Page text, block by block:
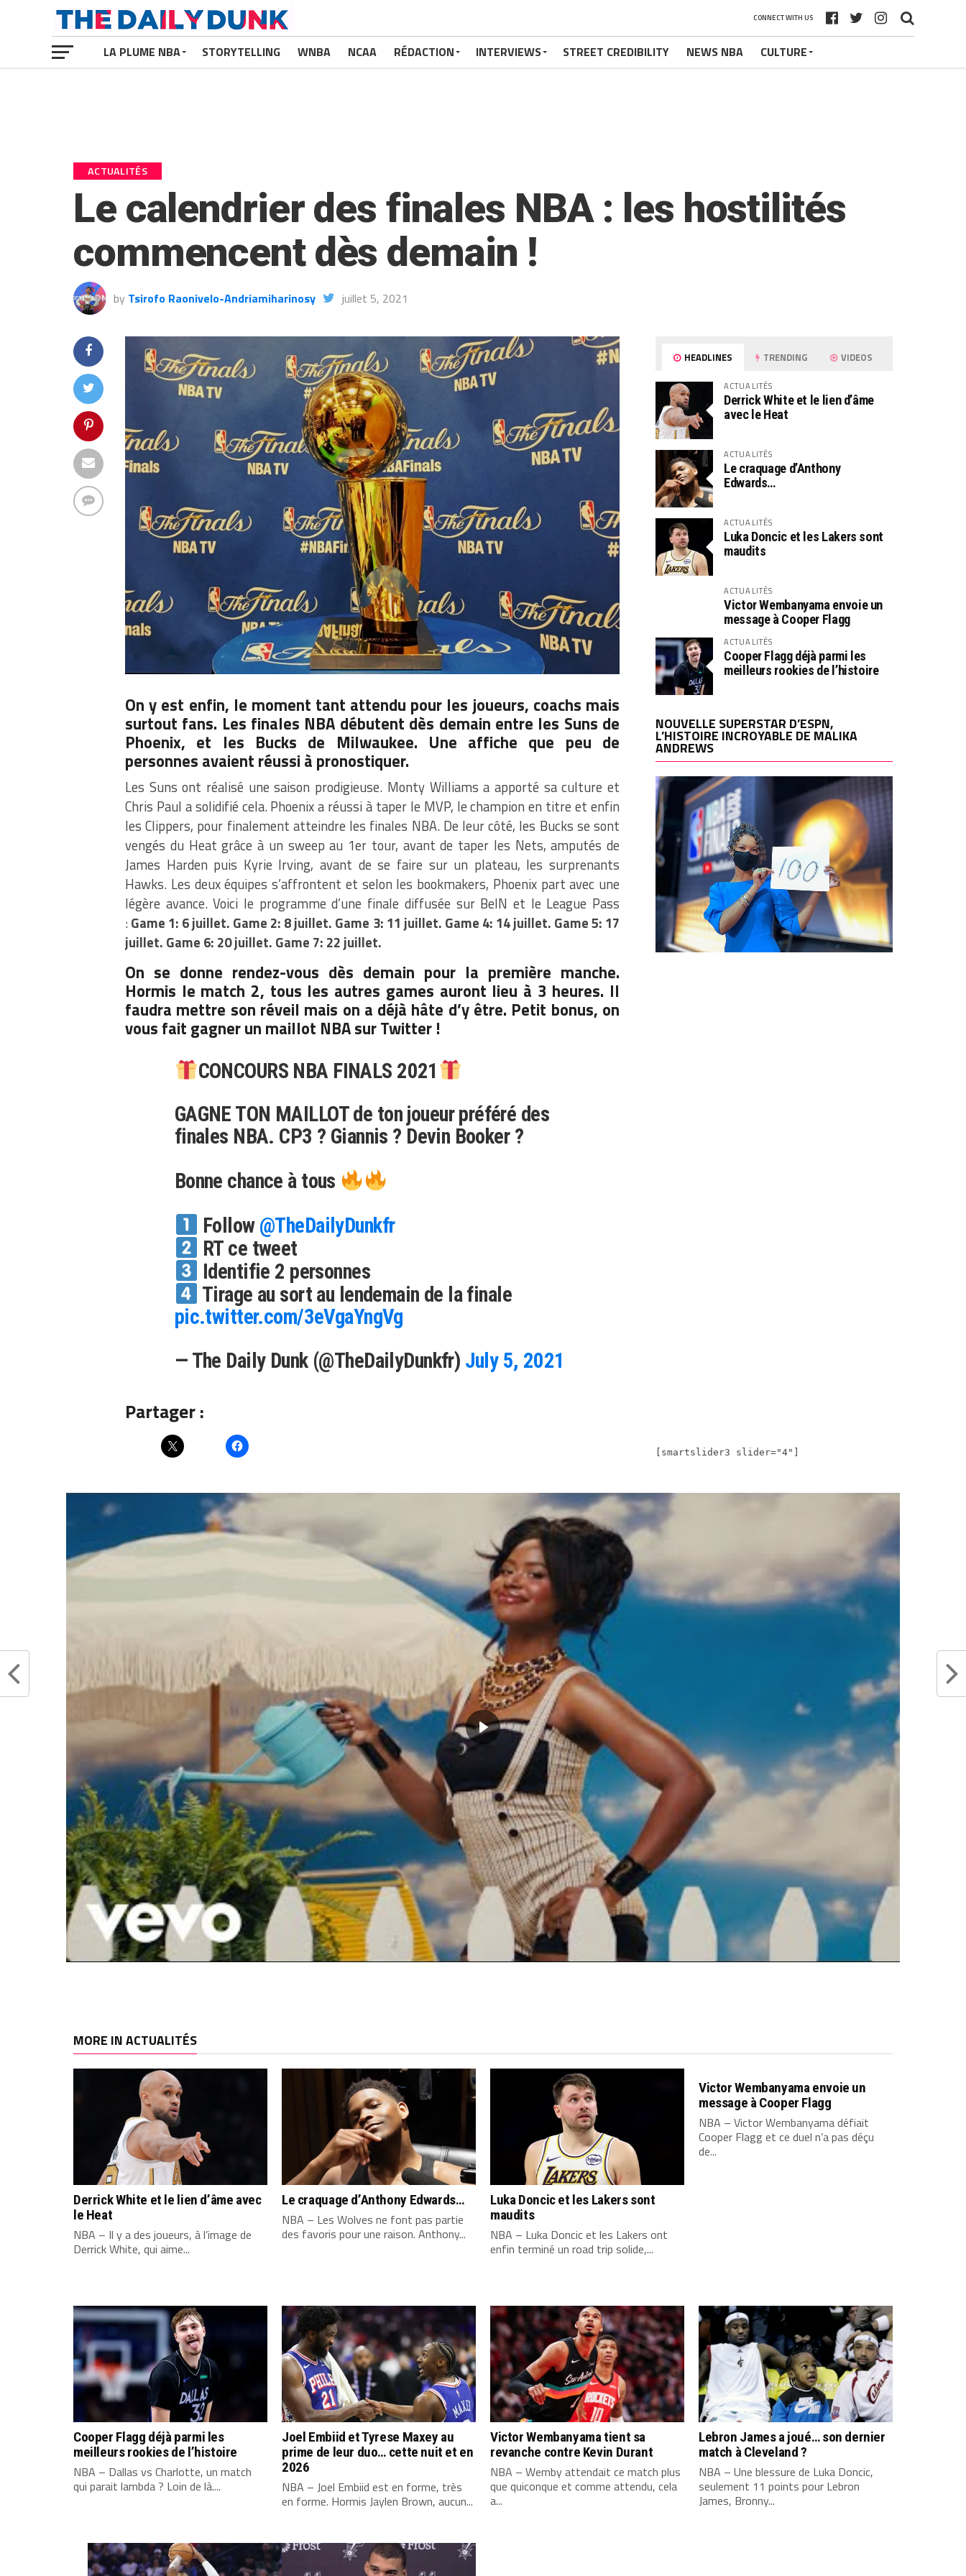
CONNECT WITH US
LA PLUME NBA STORYTELLING WNBA NCAA RÉDACTION INTERVIEWS STREET CREDIBILITY NEWS NBA CULTURE
ACTUALITÉS
Le calendrier des finales NBA : les hostilités
commencent dès demain !
by Tsirofo Raonivelo-Andriamiharinosy juillet 5, 2021
On y est enfin, le moment tant attendu pour les joueurs, coachs mais
surtout fans. Les finales NBA débutent dès demain entre les Suns de
Phoenix, et les Bucks de Milwaukee. Une affiche que peu de
personnes avaient réussi à pronostiquer.
Les Suns ont réalisé une saison prodigieuse. Monty Williams a apporté sa culture et
Chris Paul a solidifié cela. Phoenix a réussi à taper le MVP, le champion en titre et enfin
les Clippers, pour finalement atteindre les finales NBA. De leur côté, les Bucks se sont
vengés du Heat grâce à un sweep au 1er tour, avant de taper les Nets, amputés de
James Harden puis Kyrie Irving, avant de se faire sur un plateau, les surprenants
Hawks. Les deux équipes s’affrontent et selon les bookmakers, Phoenix part avec une
légère avance. Voici le programme d’une finale diffusée sur BeIN et le League Pass
:Game 1: 6 juillet. Game 2: 8 juillet. Game 3: 11 juillet. Game 4: 14 juillet. Game 5: 17
juillet. Game 6: 20 juillet. Game 7: 22 juillet.
On se donne rendez-vous dès demain pour la première manche.
Hormis le match 2, tous les autres games auront lieu à 3 heures. Il
faudra mettre son réveil mais on a déjà hâte d’y être. Petit bonus, on
vous fait gagner un maillot NBA sur Twitter !
CONCOURS NBA FINALS 2021
GAGNE TON MAILLOT de ton joueur préféré des
finales NBA. CP3 ? Giannis ? Devin Booker ?
Bonne chance à tous
Follow @TheDailyDunkfr
RT ce tweet
Identifie 2 personnes
Tirage au sort au lendemain de la finale
pic.twitter.com/3eVgaYngVg
— The Daily Dunk (@TheDailyDunkfr) July 5, 2021
Partager :
décembre 16, 2022
Dans "Actualités"
mai 25, 2024
Dans "Actualités"
Est-ce que les Dallas Mavericks
peuvent réaliser le comeback de
l’année ?
juin 12, 2024
Dans "Actualités"
RELATED TOPICS CHRIS PAUL DEVIN BOOKER GIANNIS ANTETOKOUNMPO NBA
CLICK TO COMMENT
HEADLINES TRENDING VIDEOS
ACTUALITÉS
Derrick White et le lien d’âme
avec le Heat
ACTUALITÉS
Le craquage d’Anthony
Edwards…
ACTUALITÉS
Luka Doncic et les Lakers sont
maudits
ACTUALITÉS
Victor Wembanyama envoie un
message à Cooper Flagg
ACTUALITÉS
Cooper Flagg déjà parmi les
meilleurs rookies de l’histoire
NOUVELLE SUPERSTAR D’ESPN,
L’HISTOIRE INCROYABLE DE MALIKA
ANDREWS
[smartslider3 slider="4"]
MORE IN ACTUALITÉS
Derrick White et le lien d’âme avec
le Heat
NBA – Il y a des joueurs, à l’image de
Derrick White, qui aime...
Le craquage d’Anthony Edwards…
NBA – Les Wolves ne font pas partie
des favoris pour une raison. Anthony...
Luka Doncic et les Lakers sont
maudits
NBA – Luka Doncic et les Lakers ont
enfin terminé un road trip solide,...
Victor Wembanyama envoie un
message à Cooper Flagg
NBA – Victor Wembanyama défiait
Cooper Flagg et ce duel n’a pas déçu
de...
Cooper Flagg déjà parmi les
meilleurs rookies de l’histoire
NBA – Dallas vs Charlotte, un match
qui parait lambda ? Loin de là....
Joel Embiid et Tyrese Maxey au
prime de leur duo… cette nuit et en
2026
NBA – Joel Embiid est en forme, très
en forme. Hormis Jaylen Brown, aucun...
Victor Wembanyama tient sa
revanche contre Kevin Durant
NBA – Wemby attendait ce match plus
que quiconque et comme attendu, cela
a...
Lebron James a joué… son dernier
match à Cleveland ?
NBA – Une blessure de Luka Doncic,
seulement 11 points pour Lebron
James, Bronny...